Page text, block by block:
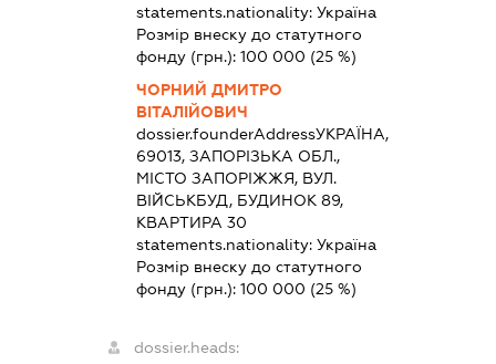
statements.nationality: Україна
Розмір внеску до статутного
фонду (грн.): 100 000 (25 %)
ЧОРНИЙ ДМИТРО
ВІТАЛІЙОВИЧ
dossier.founderAddressУКРАЇНА,
69013, ЗАПОРІЗЬКА ОБЛ.,
МІСТО ЗАПОРІЖЖЯ, ВУЛ.
ВІЙСЬКБУД, БУДИНОК 89,
КВАРТИРА 30
statements.nationality: Україна
Розмір внеску до статутного
фонду (грн.): 100 000 (25 %)
dossier.heads: